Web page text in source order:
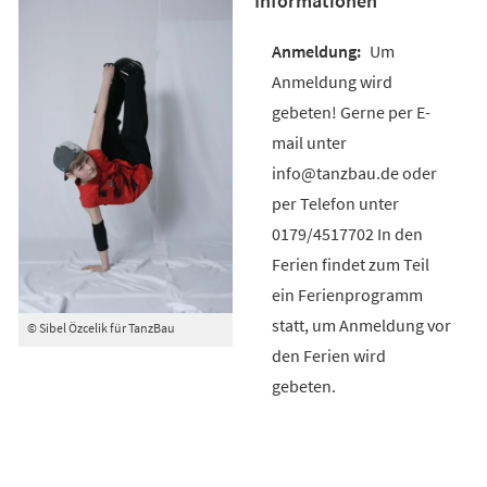
© Sibel Özcelik für TanzBau
Um
Anmeldung wird
gebeten! Gerne per E-
mail unter
info@tanzbau.de oder
per Telefon unter
0179/4517702 In den
Ferien findet zum Teil
ein Ferienprogramm
statt, um Anmeldung vor
den Ferien wird
gebeten.